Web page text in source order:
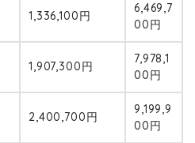
1,336,100円
6,469,7
00円
1,907,300円
7,978,1
00円
2,400,700円
9,199,9
00円